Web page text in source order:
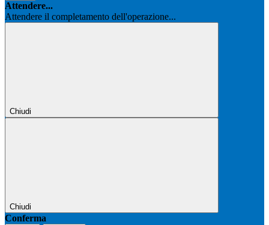
Attendere...
Attendere il completamento dell'operazione...
Chiudi
Chiudi
Conferma